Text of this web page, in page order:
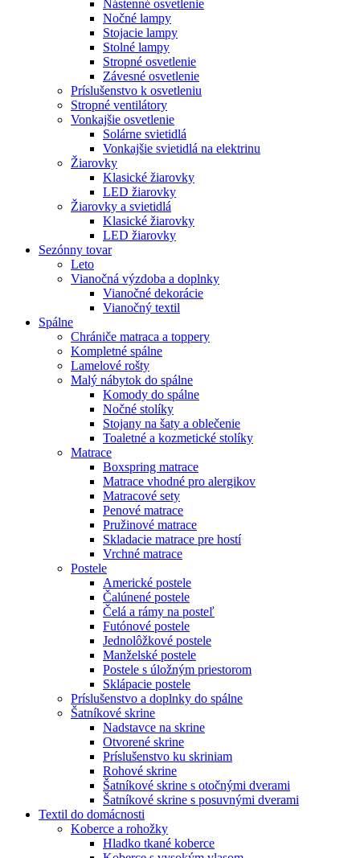
Nástenné osvetlenie
Nočné lampy
Stojacie lampy
Stolné lampy
Stropné osvetlenie
Závesné osvetlenie
Príslušenstvo k osvetleniu
Stropné ventilátory
Vonkajšie osvetlenie
Solárne svietidlá
Vonkajšie svietidlá na elektrinu
Žiarovky
Klasické žiarovky
LED žiarovky
Žiarovky a svietidlá
Klasické žiarovky
LED žiarovky
Sezónny tovar
Leto
Vianočná výzdoba a doplnky
Vianočné dekorácie
Vianočný textil
Spálne
Chrániče matraca a toppery
Kompletné spálne
Lamelové rošty
Malý nábytok do spálne
Komody do spálne
Nočné stolíky
Stojany na šaty a oblečenie
Toaletné a kozmetické stolíky
Matrace
Boxspring matrace
Matrace vhodné pro alergikov
Matracové sety
Penové matrace
Pružinové matrace
Skladacie matrace pre hostí
Vrchné matrace
Postele
Americké postele
Čalúnené postele
Čelá a rámy na posteľ
Futónové postele
Jednolôžkové postele
Manželské postele
Postele s úložným priestorom
Sklápacie postele
Príslušenstvo a doplnky do spálne
Šatníkové skrine
Nadstavce na skrine
Otvorené skrine
Príslušenstvo ku skriniam
Rohové skrine
Šatníkové skrine s otočnými dverami
Šatníkové skrine s posuvnými dverami
Textil do domácnosti
Koberce a rohožky
Hladko tkané koberce